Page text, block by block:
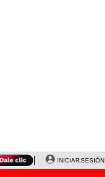
NALDY SALDAÑA
INICIAR SESIÓN